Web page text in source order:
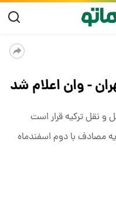
- وان اعلام شد
و نقل ترکیه قرار است
قطار تهران - وان از ۲۰ فوریه مصادف با دوم اسفندماه